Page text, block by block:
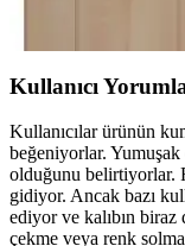
Kullanıcı
Kullanıcılar ürünün
beğeniyorlar. Yumuşak
olduğunu belirtiyorlar.
gidiyor. Ancak bazı
ediyor ve kalıbın biraz
çekme veya renk